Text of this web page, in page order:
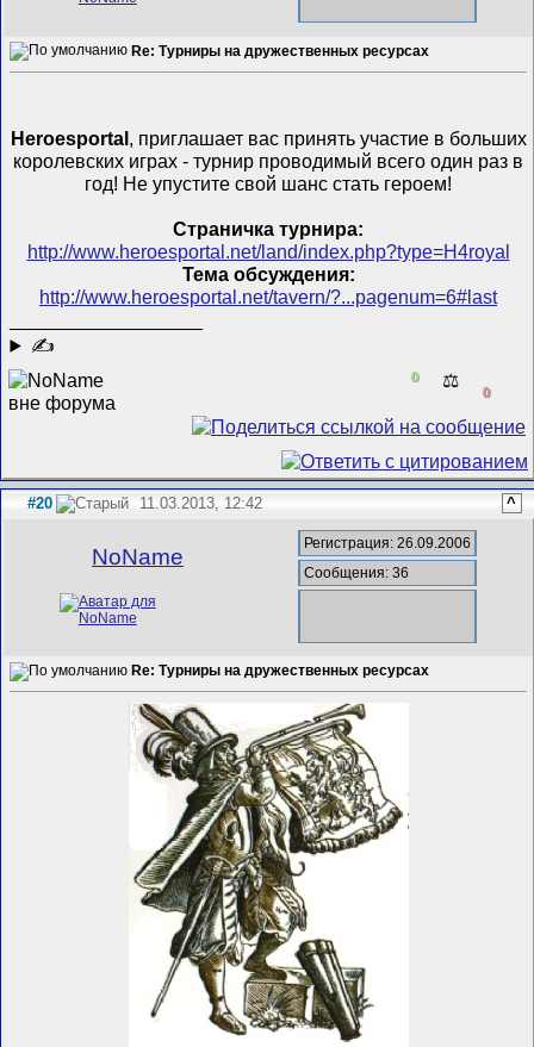
Re: Турниры на дружественных ресурсах
Heroesportal, приглашает вас принять участие в больших
королевских играх - турнир проводимый всего один раз в
год! Не упустите свой шанс стать героем!
Страничка турнира:
http://www.heroesportal.net/land/index.php?type=H4royal
Тема обсуждения:
http://www.heroesportal.net/tavern/?...pagenum=6#last
✍
0 ⚖️
0
#20 11.03.2013, 12:42 ^
NoName
Регистрация: 26.09.2006
Сообщения: 36
Re: Турниры на дружественных ресурсах